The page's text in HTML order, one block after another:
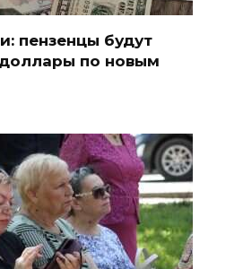
пензенцы будут
по новым